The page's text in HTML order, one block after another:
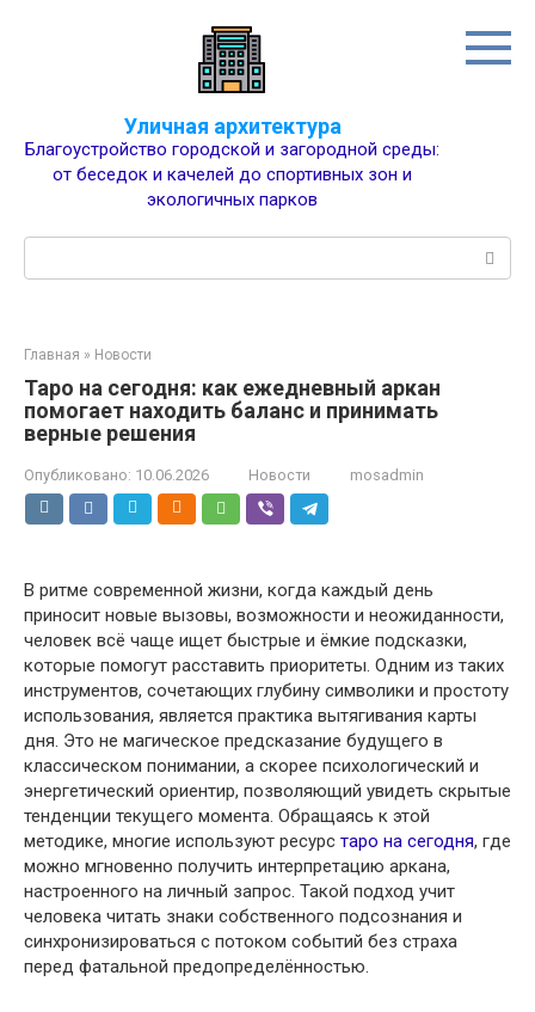
Уличная архитектура
Благоустройство городской и загородной среды:
от беседок и качелей до спортивных зон и
экологичных парков
Главная » Новости
Таро на сегодня: как ежедневный аркан
помогает находить баланс и принимать
верные решения
Опубликовано: 10.06.2026 Новости mosadmin
В ритме современной жизни, когда каждый день
приносит новые вызовы, возможности и неожиданности,
человек всё чаще ищет быстрые и ёмкие подсказки,
которые помогут расставить приоритеты. Одним из таких
инструментов, сочетающих глубину символики и простоту
использования, является практика вытягивания карты
дня. Это не магическое предсказание будущего в
классическом понимании, а скорее психологический и
энергетический ориентир, позволяющий увидеть скрытые
тенденции текущего момента. Обращаясь к этой
методике, многие используют ресурс таро на сегодня, где
можно мгновенно получить интерпретацию аркана,
настроенного на личный запрос. Такой подход учит
человека читать знаки собственного подсознания и
синхронизироваться с потоком событий без страха
перед фатальной предопределённостью.